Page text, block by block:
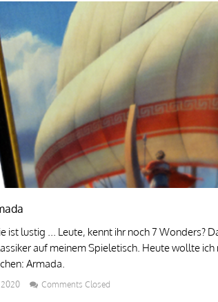
ist lustig ... Leute, kennt ihr noch 7 Wonders?
auf meinem Spieletisch. Heute wollte
Armada.
Comments Closed